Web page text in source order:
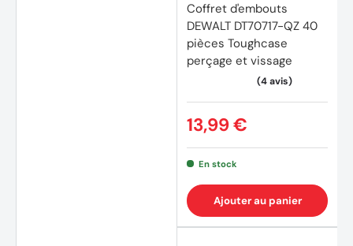
Coffret d'embouts
DEWALT DT70717-QZ 40
pièces Toughcase
perçage et vissage
13,99 €
En stock
Ajouter au panier